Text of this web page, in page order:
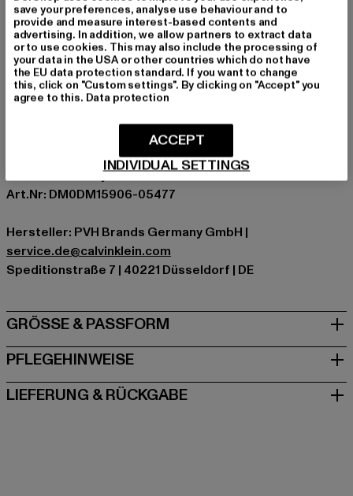
Anlass: Alltag
Ausschnitt: Kapuze mit Kordelzug
Ärmelart: Langarm
Verschlussarten: Halber Reißverschluss
Marke: Tommy Jeans
Kat.: Übergangsjacken
Hersteller Farbe: trench
Materialzusammensetzung: 100% Nylon, 100% Polyester
Innenfutter: Polyester
Art.Nr: DM0DM15906-05477
Hersteller: PVH Brands Germany GmbH |
service.de@calvinklein.com
Speditionstraße 7 | 40221 Düsseldorf | DE
GRÖSSE & PASSFORM
PFLEGEHINWEISE
LIEFERUNG & RÜCKGABE
save your preferences, analyse use behaviour and to
provide and measure interest-based contents and
advertising. In addition, we allow partners to extract data
or to use cookies. This may also include the processing of
your data in the USA or other countries which do not have
the EU data protection standard. If you want to change
this, click on "Custom settings". By clicking on "Accept" you
agree to this. Data protection
INDIVIDUAL SETTINGS
ACCEPT